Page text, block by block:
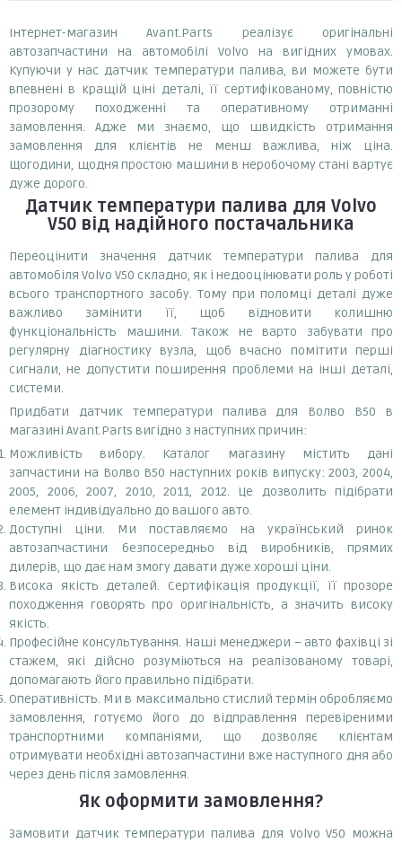
Інтернет-магазин Avant.Parts реалізує оригінальні
автозапчастини на автомобілі Volvo на вигідних умовах.
Купуючи у нас датчик температури палива, ви можете бути
впевнені в кращій ціні деталі, її сертифікованому, повністю
прозорому походженні та оперативному отриманні
замовлення. Адже ми знаємо, що швидкість отримання
замовлення для клієнтів не менш важлива, ніж ціна.
Щогодини, щодня простою машини в неробочому стані вартує
дуже дорого.
Датчик температури палива для Volvo
V50 від надійного постачальника
Переоцінити значення датчик температури палива для
автомобіля Volvo V50 складно, як і недооцінювати роль у роботі
всього транспортного засобу. Тому при поломці деталі дуже
важливо замінити її, щоб відновити колишню
функціональність машини. Також не варто забувати про
регулярну діагностику вузла, щоб вчасно помітити перші
сигнали, не допустити поширення проблеми на інші деталі,
системи.
Придбати датчик температури палива для Волво В50 в
магазині Avant.Parts вигідно з наступних причин:
Можливість вибору. Каталог магазину містить дані
запчастини на Волво В50 наступних років випуску: 2003, 2004,
2005, 2006, 2007, 2010, 2011, 2012. Це дозволить підібрати
елемент індивідуально до вашого авто.
Доступні ціни. Ми поставляємо на український ринок
автозапчастини безпосередньо від виробників, прямих
дилерів, що дає нам змогу давати дуже хороші ціни.
Висока якість деталей. Сертифікація продукції, її прозоре
походження говорять про оригінальність, а значить високу
якість.
Професійне консультування. Наші менеджери – авто фахівці зі
стажем, які дійсно розуміються на реалізованому товарі,
допомагають його правильно підібрати.
Оперативність. Ми в максимально стислий термін обробляємо
замовлення, готуємо його до відправлення перевіреними
транспортними компаніями, що дозволяє клієнтам
отримувати необхідні автозапчастини вже наступного дня або
через день після замовлення.
Як оформити замовлення?
Замовити датчик температури палива для Volvo V50 можна